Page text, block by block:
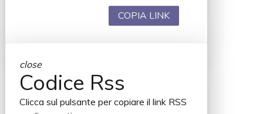
COPIA LINK
close
Codice Rss
Clicca sul pulsante per copiare il link RSS